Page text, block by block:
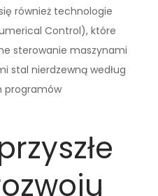
również technologie
Control), które
sterowanie maszynami
stal nierdzewną według
programów